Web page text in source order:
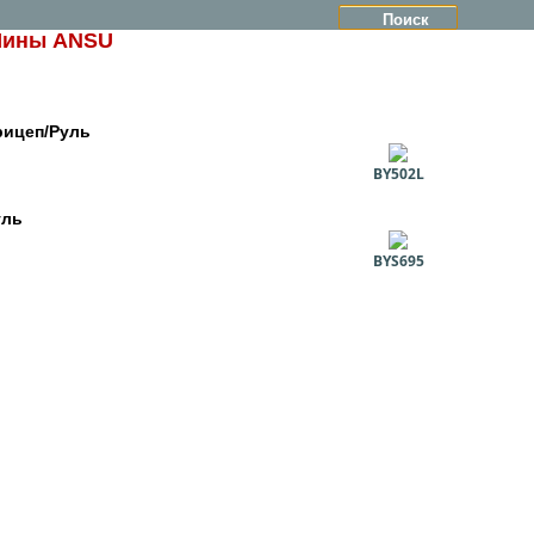
ANSU
Руль
BY502L
BYS695